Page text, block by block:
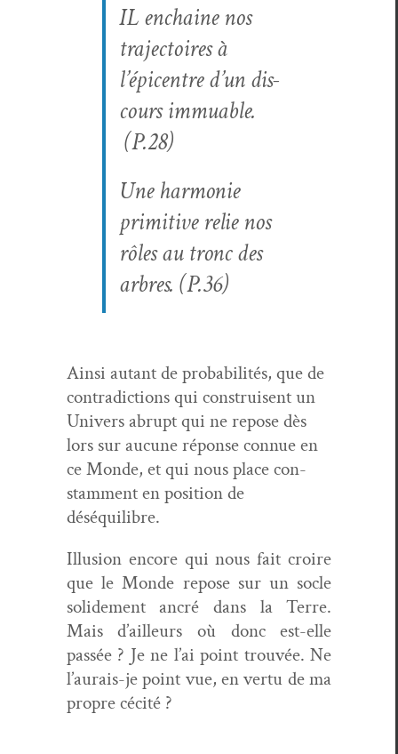
IL enchaine nos
tra­jec­toires à
l’épicentre d’un dis­
cours immuable.
(P.28)
Une har­monie
prim­i­tive relie nos
rôles au tronc des
arbres. (P.36)
Ain­si autant de prob­a­bil­ités, que de
con­tra­dic­tions qui con­stru­isent un
Univers abrupt qui ne repose dès
lors sur aucune réponse con­nue en
ce Monde, et qui nous place con­
stam­ment en posi­tion de
déséquilibre.
Illu­sion encore qui nous fait croire
que le Monde repose sur un socle
solide­ment ancré dans la Terre.
Mais d’ailleurs où donc est-elle
passée ? Je ne l’ai point trou­vée. Ne
l’aurais-je point vue, en ver­tu de ma
pro­pre cécité ?